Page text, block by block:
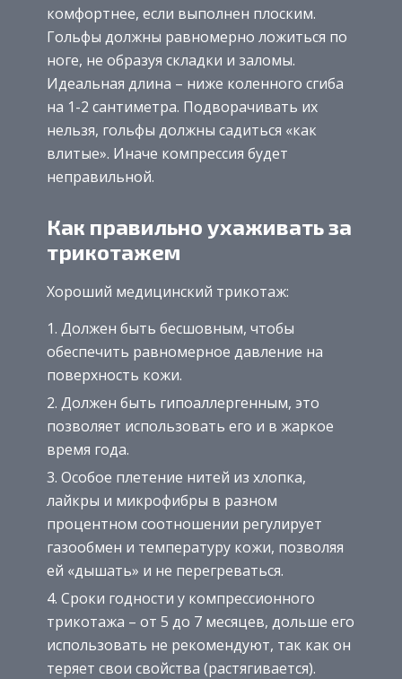
комфортнее, если выполнен плоским.
Гольфы должны равномерно ложиться по
ноге, не образуя складки и заломы.
Идеальная длина – ниже коленного сгиба
на 1-2 сантиметра. Подворачивать их
нельзя, гольфы должны садиться «как
влитые». Иначе компрессия будет
неправильной.
Как правильно ухаживать за
трикотажем
Хороший медицинский трикотаж:
Должен быть бесшовным, чтобы
обеспечить равномерное давление на
поверхность кожи.
Должен быть гипоаллергенным, это
позволяет использовать его и в жаркое
время года.
Особое плетение нитей из хлопка,
лайкры и микрофибры в разном
процентном соотношении регулирует
газообмен и температуру кожи, позволяя
ей «дышать» и не перегреваться.
Сроки годности у компрессионного
трикотажа – от 5 до 7 месяцев, дольше его
использовать не рекомендуют, так как он
теряет свои свойства (растягивается).